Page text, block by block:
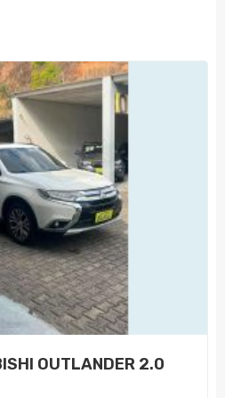
OUTLANDER 2.0